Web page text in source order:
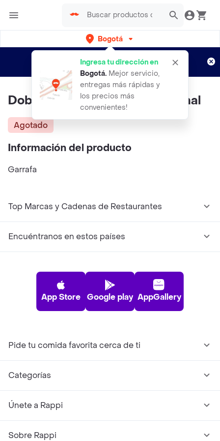
Bogotá
Ingresa tu dirección en
Bogotá. Mejor servicio,
entregas más rápidas y
los precios más
convenientes!
envíos gratis por semanas
Aplican TyC
Doble Anís Aguardien Tradicional
Agotado
Información del producto
Garrafa
Top Marcas y Cadenas de Restaurantes
Encuéntranos en estos países
App Store Google play AppGallery
Pide tu comida favorita cerca de ti
Categorías
Únete a Rappi
Sobre Rappi